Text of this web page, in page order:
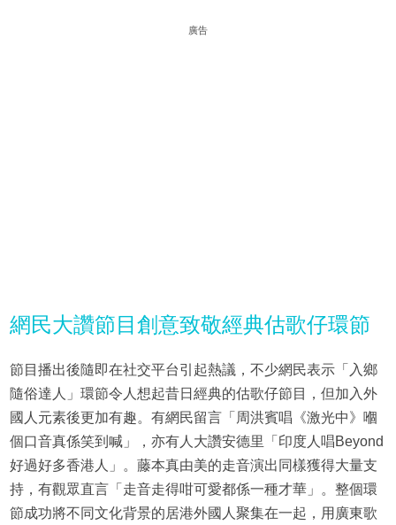
廣告
網民大讚節目創意致敬經典估歌仔環節
節目播出後隨即在社交平台引起熱議，不少網民表示「入鄉
隨俗達人」環節令人想起昔日經典的估歌仔節目，但加入外
國人元素後更加有趣。有網民留言「周洪賓唱《激光中》嗰
個口音真係笑到喊」，亦有人大讚安德里「印度人唱Beyond
好過好多香港人」。藤本真由美的走音演出同樣獲得大量支
持，有觀眾直言「走音走得咁可愛都係一種才華」。整個環
節成功將不同文化背景的居港外國人聚集在一起，用廣東歌